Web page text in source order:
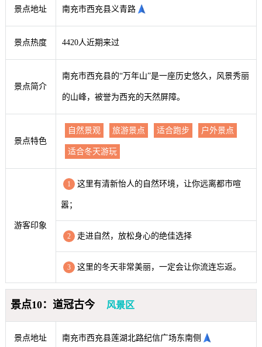
景点地址 南充市西充县义青路
景点热度 4420人近期来过
景点简介
南充市西充县的“万年山”是一座历史悠久，风景秀丽
的山峰，被誉为西充的天然屏障。
景点特色
自然景观 旅游景点 适合跑步 户外景点
适合冬天游玩
游客印象
1 这里有清新怡人的自然环境，让你远离都市喧
嚣；
2 走进自然，放松身心的绝佳选择
3 这里的冬天非常美丽，一定会让你流连忘返。
景点10：道冠古今 风景区
景点地址 南充市西充县莲湖北路纪信广场东南侧